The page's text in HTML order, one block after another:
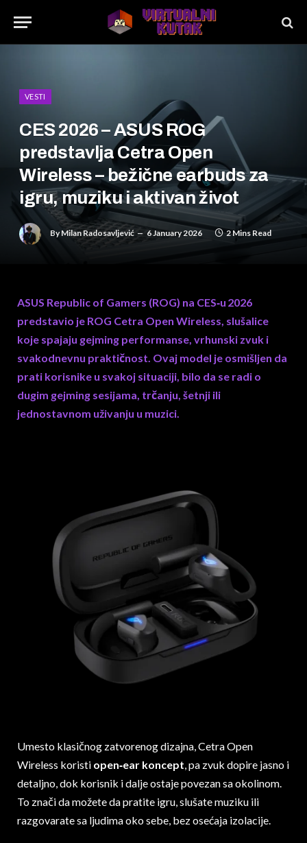
VESTI
CES 2026 – ASUS ROG
predstavlja Cetra Open
Wireless – bežične earbuds za
igru, muziku i aktivan život
By Milan Radosavljević 6 January 2026 2 Mins Read
ASUS Republic of Gamers (ROG) na CES‑u 2026
predstavio je ROG Cetra Open Wireless, slušalice
koje spajaju gejming performanse, vrhunski zvuk i
svakodnevnu praktičnost. Ovaj model je osmišljen da
prati korisnike u svakoj situaciji, bilo da se radi o
dugim gejming sesijama, trčanju, šetnji ili
jednostavnom uživanju u muzici.
Umesto klasičnog zatvorenog dizajna, Cetra Open
Wireless koristi open‑ear koncept , pa zvuk dopire jasno i
detaljno, dok korisnik i dalje ostaje povezan sa okolinom.
To znači da možete da pratite igru, slušate muziku ili
razgovarate sa ljudima oko sebe, bez osećaja izolacije.